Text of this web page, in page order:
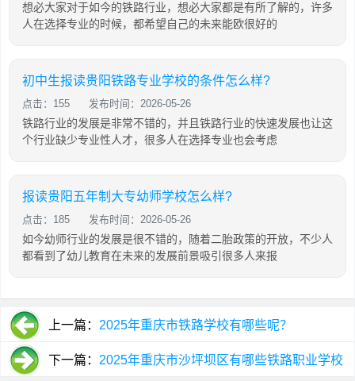
想必大家对于如今的铁路行业，想必大家都是有所了解的，许多
人在选择专业的时候，都希望自己的未来能欧很好的
初中生报读贵阳铁路专业学校的条件怎么样?
点击：155 发布时间：2026-05-26
铁路行业的发展是非常不错的，并且铁路行业的快速发展也让这
个行业缺少专业性人才，很多人在选择专业也会考虑
报读贵阳五年制大专幼师学校怎么样?
点击：185 发布时间：2026-05-26
如今幼师行业的发展是很不错的，随着二胎政策的开放，不少人
都看到了幼儿教育在未来的发展前景吸引很多人来报
上一篇： 2025年重庆市铁路学校有哪些呢？
下一篇： 2025年重庆市沙坪坝区有哪些铁路职业学校